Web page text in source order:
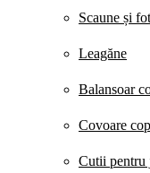
Scaune și
Leagăne
Balansoar
Covoare
Cutii pentru